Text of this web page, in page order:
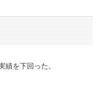
績を下回った。